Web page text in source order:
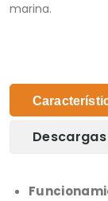
marina.
Descargas